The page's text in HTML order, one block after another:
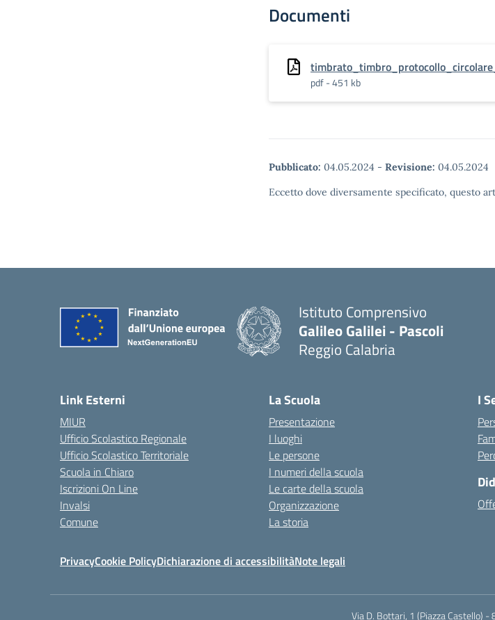
Documenti
pdf - 451 kb
Pubblicato: 04.05.2024 - Revisione: 04.05.2024
Eccetto dove diversamente specificato, questo
Istituto Comprensivo
Galileo Galilei - Pascoli
Reggio Calabria
Link Esterni
MIUR
Ufficio Scolastico Regionale
Ufficio Scolastico Territoriale
Scuola in Chiaro
Iscrizioni On Line
Invalsi
Comune
La Scuola
Presentazione
I luoghi
Le persone
I numeri della scuola
Le carte della scuola
Organizzazione
La storia
I
PrivacyCookie PolicyDichiarazione di accessibilitàNote legali
Via D. Bottari, 1 (Piazza Castello) -